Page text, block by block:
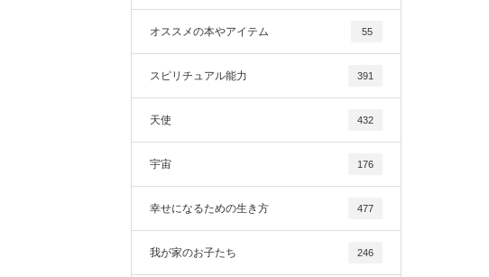
オススメの本やアイテム 55
スピリチュアル能力 391
天使 432
宇宙 176
幸せになるための生き方 477
我が家のお子たち 246